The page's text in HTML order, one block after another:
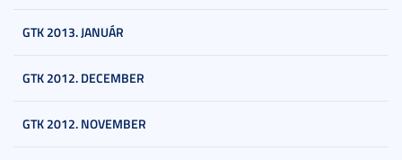
GTK 2013. JANUÁR
GTK 2012. DECEMBER
GTK 2012. NOVEMBER